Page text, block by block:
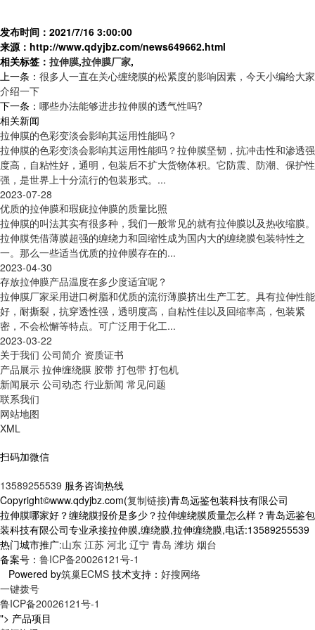
发布时间：2021/7/16 3:00:00
来源：http://www.qdyjbz.com/news649662.html
相关标签： 拉伸膜,拉伸膜厂家,
上一条： 很多人一直在关心缠绕膜的松紧度的影响因素，今天小编给大家
介绍一下
下一条： 哪些办法能够进步拉伸膜的透气性吗?
相关新闻
拉伸膜的色彩变淡会影响其运用性能吗？
拉伸膜的色彩变淡会影响其运用性能吗？拉伸膜坚韧，抗冲击性和渗透强
度高，自粘性好，通明，包装后不扩大货物体积。它防震、防潮、保护性
强，是世界上十分流行的包装形式。...
2023-07-28
优质的拉伸膜和瑕疵拉伸膜的质量比照
拉伸膜的叫法其实有很多种，我们一般常见的就有拉伸膜以及热收缩膜。
拉伸膜凭借薄膜超强的缠绕力和回缩性成为国内大的缠绕膜包装特性之
一。那么一些适当优质的拉伸膜存在的...
2023-04-30
存放拉伸膜产品温度在多少度适宜呢？
拉伸膜厂家采用进口树脂和优质的流衍薄膜挤出生产工艺。具有拉伸性能
好，耐撕裂，抗穿透性强，透明度高，自粘性佳以及回缩率高，包装紧
密，不会松懈等特点。可广泛用于化工...
2023-03-22
关于我们 公司简介 资质证书
产品展示 拉伸缠绕膜 胶带 打包带 打包机
新闻展示 公司动态 行业新闻 常见问题
联系我们
网站地图
XML
扫码加微信
13589255539 服务咨询热线
Copyright©www.qdyjbz.com(复制链接)青岛远鉴包装科技有限公司
拉伸膜哪家好？缠绕膜报价是多少？拉伸缠绕膜质量怎么样？青岛远鉴包
装科技有限公司专业承接拉伸膜,缠绕膜,拉伸缠绕膜,电话:13589255539
热门城市推广:山东 江苏 河北 辽宁 青岛 潍坊 烟台
备案号： 鲁ICP备20026121号-1
Powered by筑巢ECMS 技术支持： 好搜网络
一键拨号
鲁ICP备20026121号-1
"> 产品项目